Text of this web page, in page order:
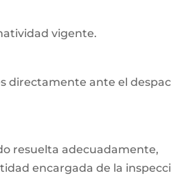
vigente.
directamente ante el
resuelta adecuadamente,
encargada de la